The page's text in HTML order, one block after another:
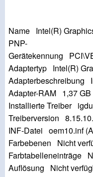
Name Intel(R)
PNP-
Gerätekennung
Adaptertyp Intel(R)
Adapterbeschreibung
Adapter-RAM 1,37 GB
Installierte Treiber
Treiberversion
INF-Datei oem10.inf
Farbebenen Nicht
Farbtabelleneinträge
Auflösung Nicht